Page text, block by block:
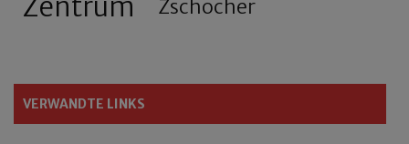
Zentrum Zschocher
VERWANDTE LINKS